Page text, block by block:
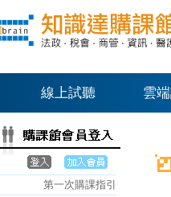
線上試聽 雲
第一次購課指引